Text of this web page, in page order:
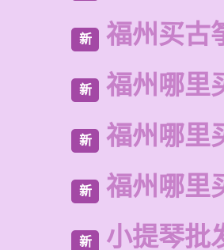
新 福州买古
新 福州哪里
新 福州哪里
新 福州哪里
新 小提琴批